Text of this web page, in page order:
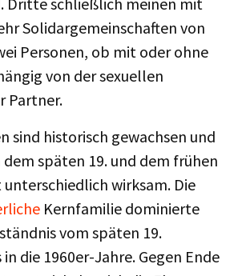
Solidargemeinschaften von
Personen, ob mit oder ohne
von der sexuellen
Partner.
sind historisch gewachsen und
späten 19. und dem frühen
wirksam. Die
Kernfamilie dominierte
vom späten 19.
die 1960er-Jahre. Gegen Ende